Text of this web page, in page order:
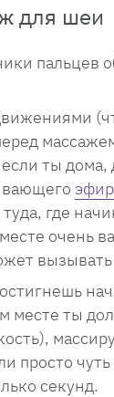
для шеи
пальцев
ты дома,
где
очень
вызывать
месте ты
просто
секунд.